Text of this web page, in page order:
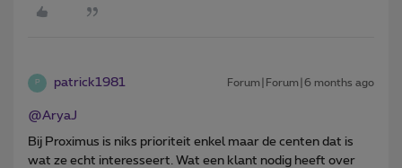
P patrick1981 Forum|Forum|6 months ago
@AryaJ
Bij Proximus is niks prioriteit enkel maar de centen dat is
wat ze echt interesseert. Wat een klant nodig heeft over